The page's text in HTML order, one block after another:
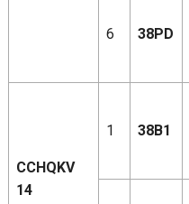
6 38PD
CCHQKV
14
1 38B1